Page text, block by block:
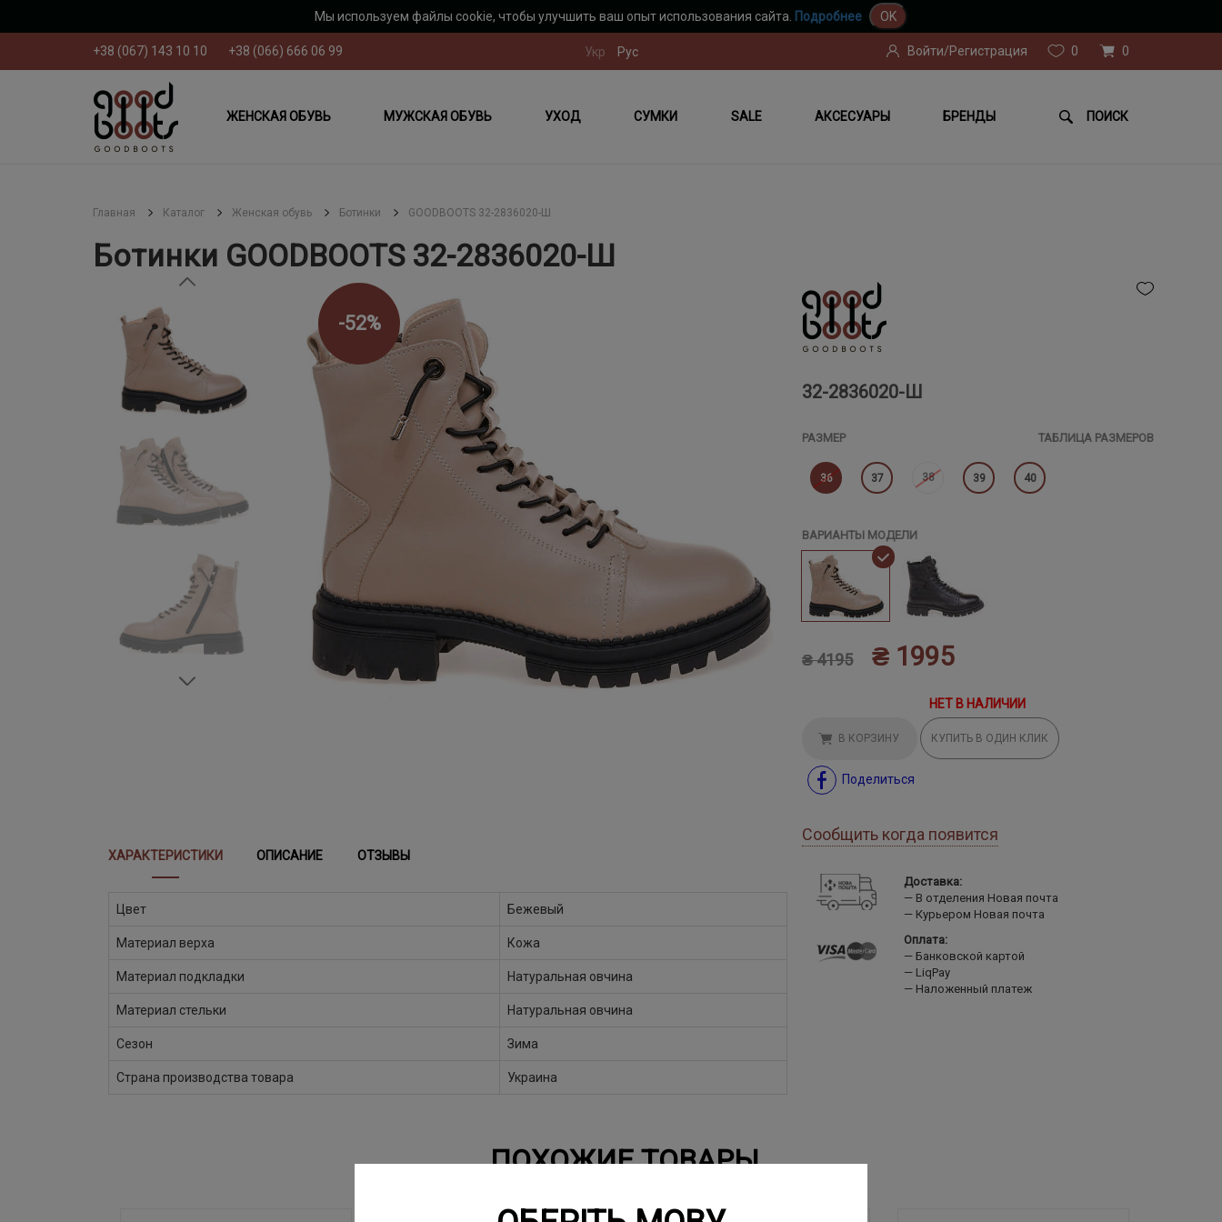
Мы используем файлы cookie, чтобы улучшить ваш опыт использования сайта. Подробнее OK
+38 (067) 143 10 10 +38 (066) 666 06 99 Укр Рус Войти/Регистрация 0 0
ЖЕНСКАЯ ОБУВЬ МУЖСКАЯ ОБУВЬ УХОД СУМКИ SALE АКСЕСУАРЫ БРЕНДЫ ПОИСК
Главная Каталог Женская обувь Ботинки GOODBOOTS 32-2836020-Ш
Ботинки GOODBOOTS 32-2836020-Ш
-52%
32-2836020-Ш
РАЗМЕР ТАБЛИЦА РАЗМЕРОВ
36 37 38 39 40
ВАРИАНТЫ МОДЕЛИ
₴ 4195 ₴ 1995
НЕТ В НАЛИЧИИ
В КОРЗИНУ КУПИТЬ В ОДИН КЛИК
Поделиться
Сообщить когда появится
ХАРАКТЕРИСТИКИ ОПИСАНИЕ ОТЗЫВЫ
Цвет Бежевый
Материал верха Кожа
Материал подкладки Натуральная овчина
Материал стельки Натуральная овчина
Сезон Зима
Страна производства товара Украина
Доставка:
В отделения Новая почта
Курьером Новая почта
Оплата:
Банковской картой
LiqPay
Наложенный платеж
ПОХОЖИЕ ТОВАРЫ